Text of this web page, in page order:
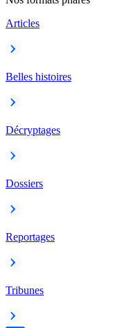
Articles
Belles histoires
Décryptages
Dossiers
Reportages
Tribunes